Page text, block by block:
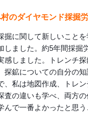
のダイヤモンド採掘労
掘に関して新しいこと
しました。約5年間採掘
感しました。トレンチ
探鉱についての自分の
、私は地図作成、トレ
査の違いも学べ、両方
んで一番よかったと思